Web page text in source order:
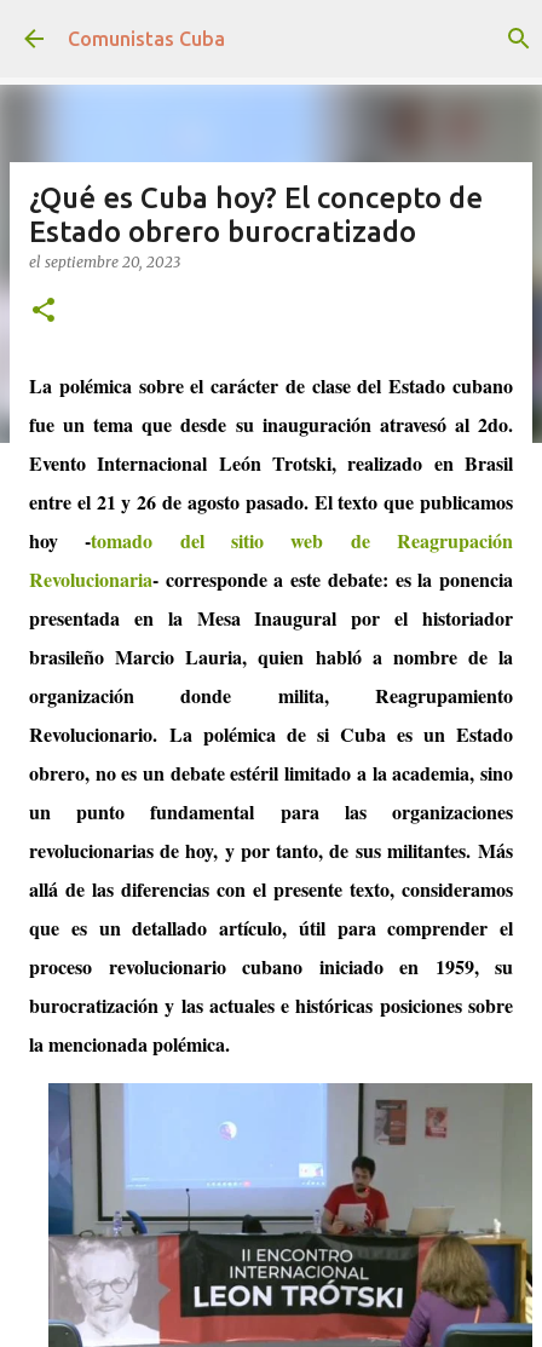
Ir al contenido principal
Comunistas Cuba
¿Qué es Cuba hoy? El concepto de
Estado obrero burocratizado
el septiembre 20, 2023
La polémica sobre el carácter de clase del Estado cubano
fue un tema que desde su inauguración atravesó al 2do.
Evento Internacional León Trotski, realizado en Brasil
entre el 21 y 26 de agosto pasado. El texto que publicamos
hoy -tomado del sitio web de Reagrupación
Revolucionaria- corresponde a este debate: es la ponencia
presentada en la Mesa Inaugural por el historiador
brasileño Marcio Lauria, quien habló a nombre de la
organización donde milita, Reagrupamiento
Revolucionario. La polémica de si Cuba es un Estado
obrero, no es un debate estéril limitado a la academia, sino
un punto fundamental para las organizaciones
revolucionarias de hoy, y por tanto, de sus militantes. Más
allá de las diferencias con el presente texto, consideramos
que es un detallado artículo, útil para comprender el
proceso revolucionario cubano iniciado en 1959, su
burocratización y las actuales e históricas posiciones sobre
la mencionada polémica.